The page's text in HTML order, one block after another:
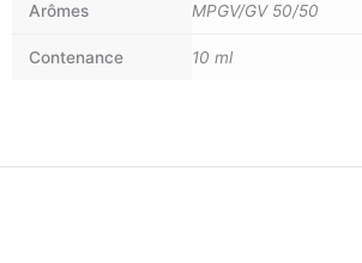
Arômes MPGV/GV 50/50
Contenance 10 ml